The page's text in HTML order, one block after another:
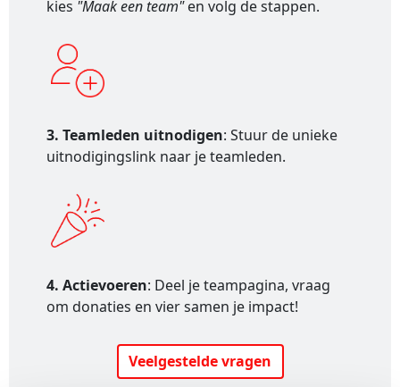
kies "Maak een team"en volg de stappen.
3. Teamleden uitnodigen: Stuur de unieke
uitnodigingslink naar je teamleden.
4. Actievoeren: Deel je teampagina, vraag
om donaties en vier samen je impact!
Veelgestelde vragen